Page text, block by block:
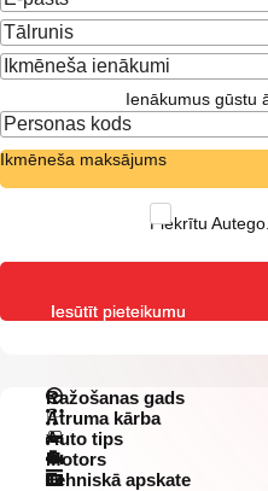
Ienākumus gūstu
Ikmēneša maksājums
Piekrītu
Ražošanas gads
Ātruma kārba
Auto tips
Motors
Tehniskā apskate